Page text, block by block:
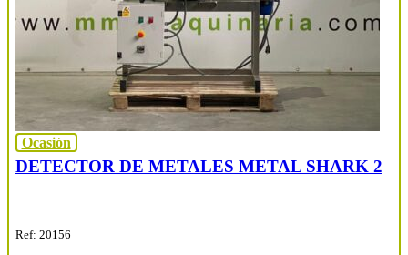
Ocasión
DETECTOR DE METALES METAL SHARK 2
Ref: 20156